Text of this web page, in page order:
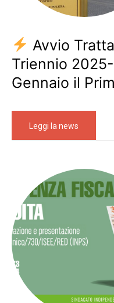
Avvio
Triennio
Gennaio il
Leggi la news